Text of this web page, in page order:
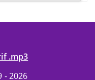
.mp3
- 2026